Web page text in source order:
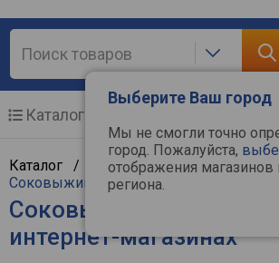
Выберите Ваш город
Мы не смогли точно
город. Пожалуйста,
отображения магазинов
региона.
Каталог
Каталог / Мелкая бытовая техника
Соковыжималки
Соковыжималки Ariete
интернет-магазинах